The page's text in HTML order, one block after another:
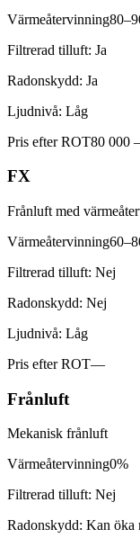
Värmeåtervinning
Filtrerad tilluft: Ja
Radonskydd: Ja
Ljudnivå: Låg
Pris efter ROT80 000
FX
Frånluft med
Värmeåtervinning
Filtrerad tilluft: Nej
Radonskydd: Nej
Ljudnivå: Låg
Pris efter ROT—
Frånluft
Mekanisk frånluft
Värmeåtervinning0%
Filtrerad tilluft: Nej
Radonskydd: Kan öka